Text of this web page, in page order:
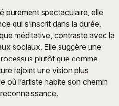
purement spectaculaire, elle
qui s’inscrit dans la durée.
méditative, contraste avec la
sociaux. Elle suggère une
plutôt que comme
rejoint une vision plus
où l’artiste habite son chemin